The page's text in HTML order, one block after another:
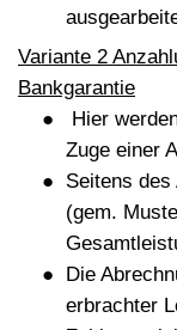
Variante 2
Bankgarantie
Hier
Zuge einer
Seitens
(gem.
Die
erbrachter